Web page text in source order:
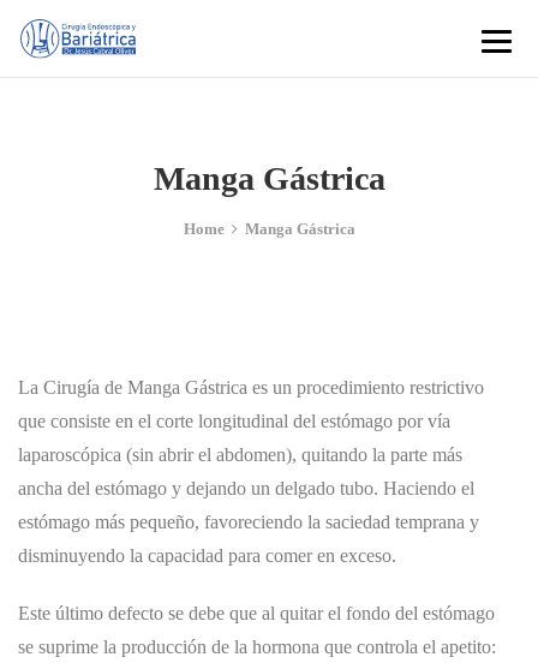
Manga Gástrica
Home Manga Gástrica
La Cirugía de Manga Gástrica es un procedimiento restrictivo
que consiste en el corte longitudinal del estómago por vía
laparoscópica (sin abrir el abdomen), quitando la parte más
ancha del estómago y dejando un delgado tubo. Haciendo el
estómago más pequeño, favoreciendo la saciedad temprana y
disminuyendo la capacidad para comer en exceso.
Este último defecto se debe que al quitar el fondo del estómago
se suprime la producción de la hormona que controla el apetito: